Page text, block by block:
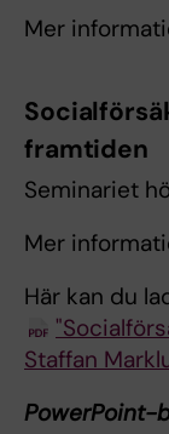
Mer
framtiden
Seminariet
Mer
Här kan du
Staffan
PowerPoint-